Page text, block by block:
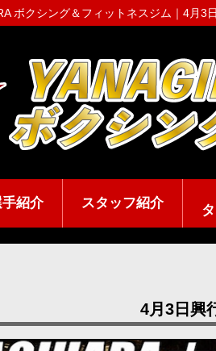
ボクシング＆フィットネスジム｜ 4月3
紹介 スタッフ紹介
4月3日興